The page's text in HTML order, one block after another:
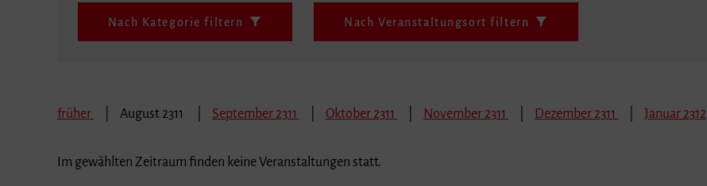
Nach Kategorie filtern Nach Veranstaltungsort filtern
früher August 2311 September 2311 Oktober 2311 November 2311 Dezember 2311 Januar 2312
Im gewählten Zeitraum finden keine Veranstaltungen statt.